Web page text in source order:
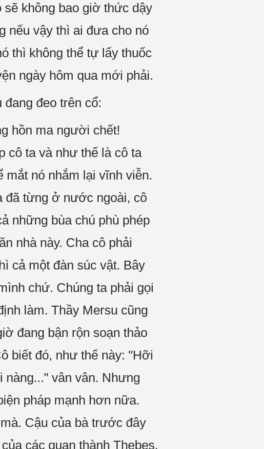
không bao giờ thức dậy
nếu vậy thì ai đưa cho nó
thì không thể tự lấy thuốc
ngày hôm qua mới phải.
đeo trên cổ:
hồn ma người chết!
cô ta và như thế là cô ta
mắt nó nhắm lại vĩnh viễn.
đã từng ở nước ngoài, cô
những bùa chú phù phép
nhà này. Cha cô phải
cả một đàn súc vật. Bây
chứ. Chúng ta phải gọi
làm. Thầy Mersu cũng
đang bận rộn soạn thảo
biết đó, như thế này: "Hỡi
vân vân. Nhưng
pháp mạnh hơn nữa.
Cậu của bà trước đây
các quan thành Thebes.